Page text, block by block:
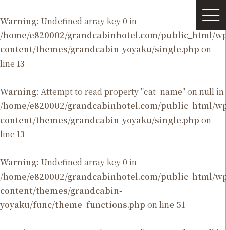
Warning: Undefined array key 0 in
/home/e820002/grandcabinhotel.com/public_html/
content/themes/grandcabin-yoyaku/single.php on
line 13
Warning: Attempt to read property "cat_name" on null in
/home/e820002/grandcabinhotel.com/public_html/
content/themes/grandcabin-yoyaku/single.php on
line 13
Warning: Undefined array key 0 in
/home/e820002/grandcabinhotel.com/public_html/
content/themes/grandcabin-
yoyaku/func/theme_functions.php on line 51